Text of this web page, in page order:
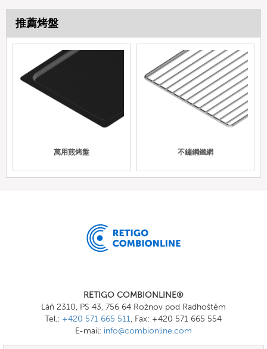
推薦烤盤
萬用煎烤盤 不鏽鋼鐵網
RETIGO COMBIONLINE®
Láň 2310, PS 43, 756 64 Rožnov pod Radhoštěm
Tel.: +420 571 665 511, Fax: +420 571 665 554
E-mail: info@combionline.com